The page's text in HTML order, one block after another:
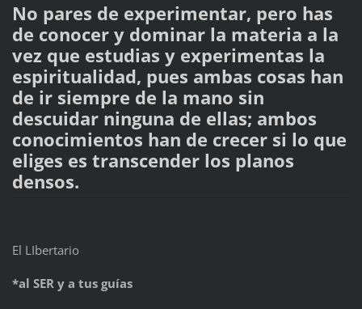
No pares de experimentar, pero has
de conocer y dominar la materia a la
vez que estudias y experimentas la
espiritualidad, pues ambas cosas han
de ir siempre de la mano sin
descuidar ninguna de ellas; ambos
conocimientos han de crecer si lo que
eliges es transcender los planos
densos.
El LIbertario
*al SER y a tus guías